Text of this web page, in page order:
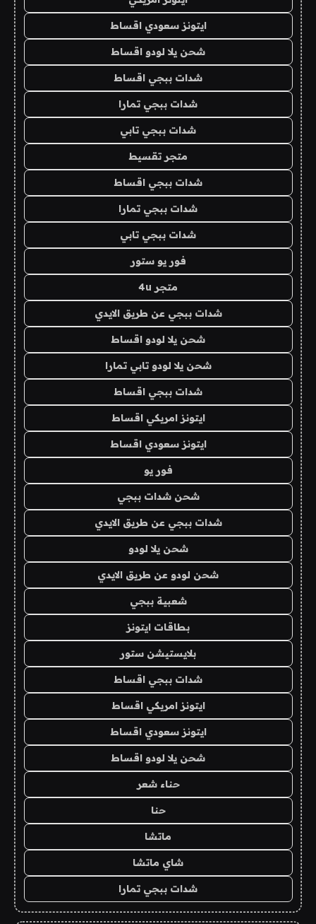
ايتونز سعودي اقساط
شحن يلا لودو اقساط
شدات ببجي اقساط
شدات ببجي تمارا
شدات ببجي تابي
متجر تقسيط
شدات ببجي اقساط
شدات ببجي تمارا
شدات ببجي تابي
فور يو ستور
متجر 4u
شدات ببجي عن طريق الايدي
شحن يلا لودو اقساط
شحن يلا لودو تابي تمارا
شدات ببجي اقساط
ايتونز امريكي اقساط
ايتونز سعودي اقساط
فور يو
شحن شدات ببجي
شدات ببجي عن طريق الايدي
شحن يلا لودو
شحن لودو عن طريق الايدي
شعبية ببجي
بطاقات ايتونز
بلايستيشن ستور
شدات ببجي اقساط
ايتونز امريكي اقساط
ايتونز سعودي اقساط
شحن يلا لودو اقساط
حناء شعر
حنا
ماتشا
شاي ماتشا
شدات ببجي تمارا